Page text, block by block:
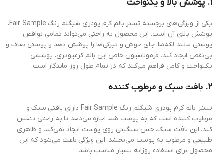
1. پوشش بالا و یکنواخت
یکی از ویژگی‌های برجسته تستر بالم کرم پودری شیگلم رنگ Fair Sample،
پوشش بالای آن است. این محصول به راحتی می‌تواند تمامی نواقص
پوستی مانند لکه‌ها، جای جوش و تیرگی‌ها را پوشش دهد و پوستی صاف و
بی‌نقص ایجاد کند. فرمولاسیون خاص این بالم کرمپودری، پوششی
یکنواخت و کامل فراهم می‌کند که در تمام طول روز ماندگار است.
2. بافت سبک و مرطوب کننده
تستر بالم کرم پودری شیگلم رنگ Fair Sample دارای بافتی سبک و
مرطوب کننده است که به پوست شما اجازه می‌دهد تا به راحتی تنفس
کند. این بافت سبک، حس سنگینی روی پوست ایجاد نمی‌کند و ظاهری
طبیعی و مرطوب به پوست می‌بخشد. این ویژگی باعث می‌شود که این
محصول برای استفاده روزانه بسیار مناسب باشد.